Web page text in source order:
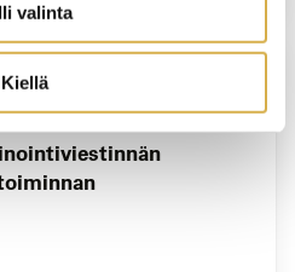
valinta
Kiellä